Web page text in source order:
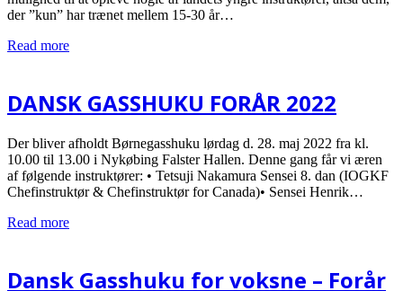
der ”kun” har trænet mellem 15-30 år…
Read more
DANSK GASSHUKU FORÅR 2022
Der bliver afholdt Børnegasshuku lørdag d. 28. maj 2022 fra kl.
10.00 til 13.00 i Nykøbing Falster Hallen. Denne gang får vi æren
af følgende instruktører: • Tetsuji Nakamura Sensei 8. dan (IOGKF
Chefinstruktør & Chefinstruktør for Canada)• Sensei Henrik…
Read more
Dansk Gasshuku for voksne – Forår